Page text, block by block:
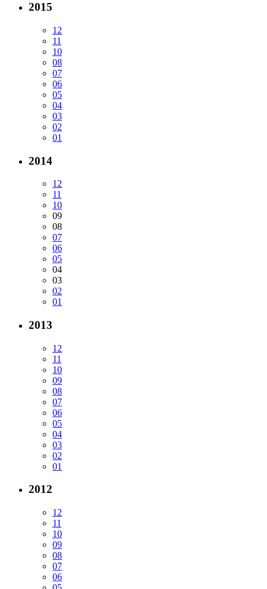
2015
12
11
10
08
07
06
05
04
03
02
01
2014
12
11
10
09
08
07
06
05
04
03
02
01
2013
12
11
10
09
08
07
06
05
04
03
02
01
2012
12
11
10
09
08
07
06